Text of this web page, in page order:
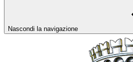
Nascondi la navigazione